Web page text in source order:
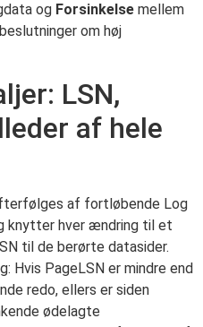
og Forsinkelse mellem
om høj
LSN,
af hele
af fortløbende Log
knytter hver ændring til et
til de berørte datasider.
Hvis PageLSN er mindre end
redo, ellers er siden
ødelagte